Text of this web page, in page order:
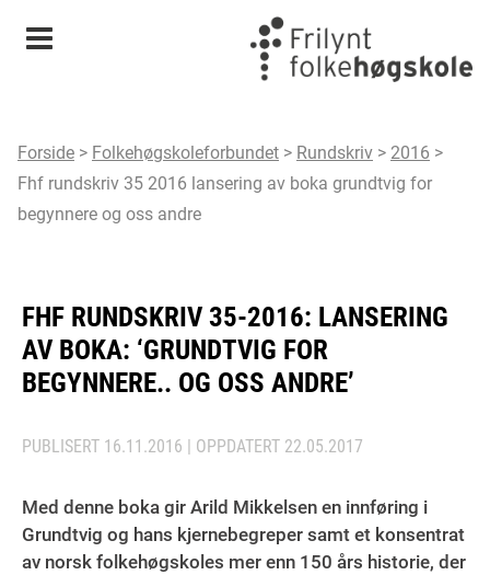
Meny
Forside > Folkehøgskoleforbundet > Rundskriv > 2016 >
Fhf rundskriv 35 2016 lansering av boka grundtvig for
begynnere og oss andre
FHF RUNDSKRIV 35-2016: LANSERING
AV BOKA: ‘GRUNDTVIG FOR
BEGYNNERE.. OG OSS ANDRE’
PUBLISERT 16.11.2016 | OPPDATERT 22.05.2017
Med denne boka gir Arild Mikkelsen en innføring i
Grundtvig og hans kjernebegreper samt et konsentrat
av norsk folkehøgskoles mer enn 150 års historie, der